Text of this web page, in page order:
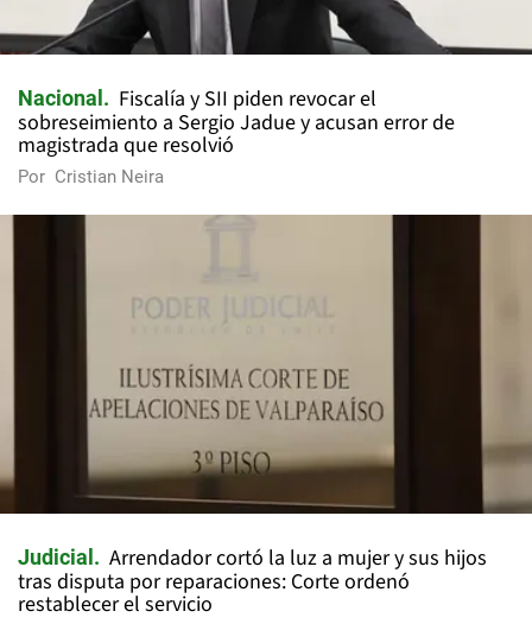
Nacional
Fiscalía y SII piden revocar el
sobreseimiento a Sergio Jadue y acusan error de
magistrada que resolvió
Por Cristian Neira
Judicial
Arrendador cortó la luz a mujer y sus hijos
tras disputa por reparaciones: Corte ordenó
restablecer el servicio